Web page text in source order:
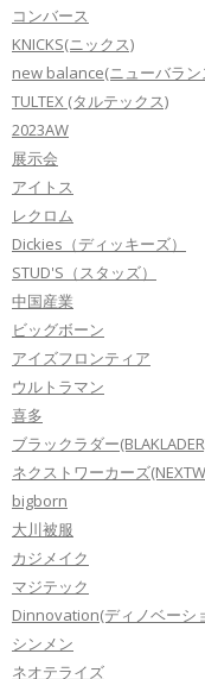
コンバース
KNICKS(ニックス)
new balance(ニューバラン
TULTEX (タルテックス)
2023AW
展示会
アイトス
レクロム
Dickies（ディッキーズ）
STUD'S（スタッズ）
中国産業
ビッグボーン
アイズフロンティア
ウルトラマン
喜多
ブラックラダー
ネクストワーカーズ
bigborn
大川被服
カジメイク
マジテック
Dinnovation(ディノベーシ
シンメン
ネオテライズ